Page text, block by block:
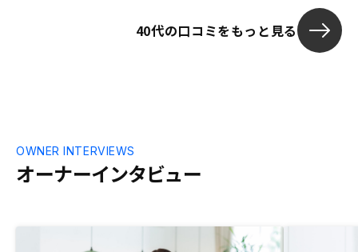
40代の口コミをもっと見る
オーナーインタビュー
OWNER INTERVIEWS